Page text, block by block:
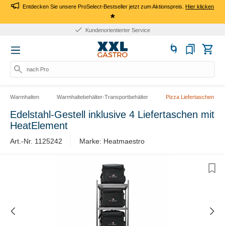
Entdecken Sie unsere ProSelect-Bestseller jetzt zum Aktionspreis.Hier klicken
*
Kundenorientierter Service
nach Prod
Warmhalten Warmhaltebehälter-Transportbehälter Pizza Liefertaschen
Edelstahl-Gestell inklusive 4 Liefertaschen mit
HeatElement
Art.-Nr. 1125242 Marke: Heatmaestro